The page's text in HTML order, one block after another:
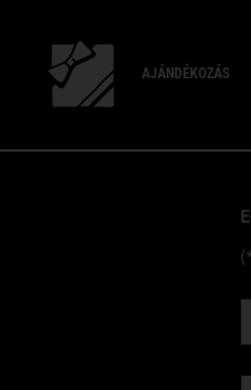
AJÁNDÉKOZÁS